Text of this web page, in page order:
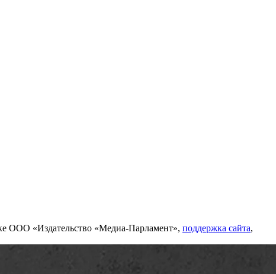
ООО «Издательство «Медиа-Парламент», поддержка сайта,